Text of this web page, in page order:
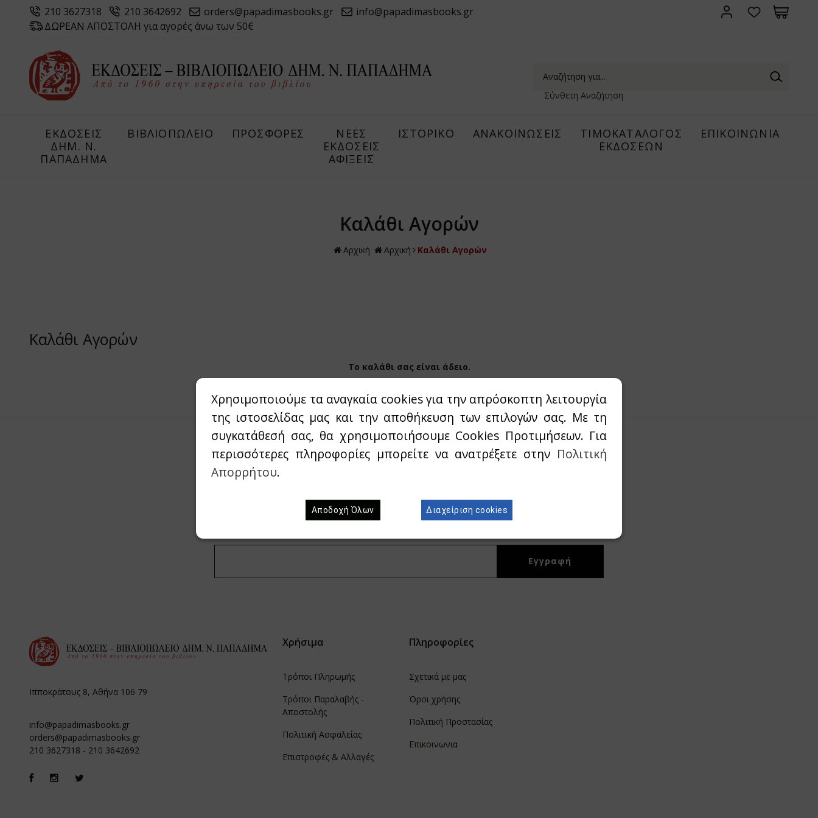
210 3627318 210 3642692 orders@papadimasbooks.gr
info@papadimasbooks.gr
ΔΩΡΕΑΝ ΑΠΟΣΤΟΛΗ για αγορές άνω των 50€
Σύνθετη Αναζήτηση
ΕΚΔΟΣΕΙΣ
ΔHM. Ν.
ΠΑΠΑΔΗΜΑ
ΒΙΒΛΙΟΠΩΛΕΙΟ ΠΡΟΣΦΟΡΕΣ
ΝΕΕΣ
ΕΚΔΟΣΕΙΣ
ΑΦΙΞΕΙΣ
ΙΣΤΟΡΙΚΟ ΑΝΑΚΟΙΝΩΣΕΙΣ
ΤΙΜΟΚΑΤΑΛΟΓΟΣ
ΕΚΔΟΣΕΩΝ
ΕΠΙΚΟΙΝΩΝΙΑ
Καλάθι Αγορών
Αρχική Αρχική Καλάθι Αγορών
Καλάθι Αγορών
Το καλάθι σας είναι άδειο.
Συμπληρώστε το E-mail σας για να λαμβάνεται Νέα προϊόντα & Προσφορές μας.
Ιπποκράτους 8, Αθήνα 106 79
info@papadimasbooks.gr
orders@papadimasbooks.gr
210 3627318 - 210 3642692
Χρήσιμα
Τρόποι Πληρωμής
Τρόποι Παραλαβής -
Αποστολής
Πολιτική Ασφαλείας
Επιστροφές & Αλλαγές
Πληροφορίες
Σχετικά με μας
Όροι χρήσης
Πολιτική Προστασίας
Επικοινωνια
Χρησιμοποιούμε τα αναγκαία cookies για την απρόσκοπτη λειτουργία
της ιστοσελίδας μας και την αποθήκευση των επιλογών σας. Με τη
συγκατάθεσή σας, θα χρησιμοποιήσουμε Cookies Προτιμήσεων. Για
περισσότερες πληροφορίες μπορείτε να ανατρέξετε στην Πολιτική
Απορρήτου.
Αποδοχή Όλων Διαχείριση cookies